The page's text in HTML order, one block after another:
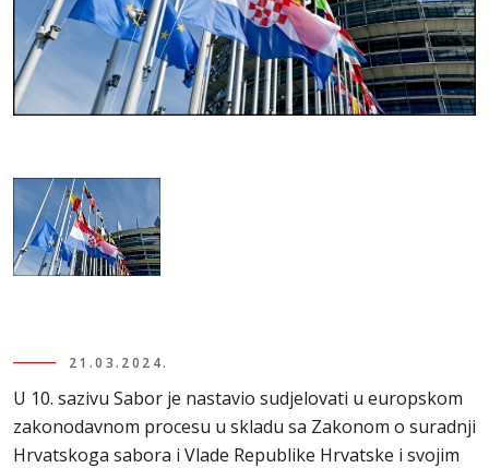
21.03.2024.
U 10. sazivu Sabor je nastavio sudjelovati u europskom
zakonodavnom procesu u skladu sa Zakonom o suradnji
Hrvatskoga sabora i Vlade Republike Hrvatske i svojim